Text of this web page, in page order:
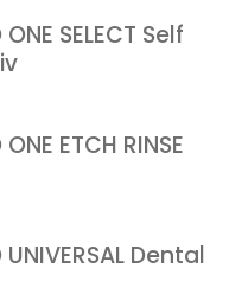
SELECT Self
ETCH RINSE
UNIVERSAL Dental